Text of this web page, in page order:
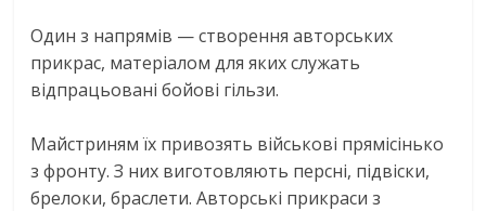
Один з напрямів — створення авторських
прикрас, матеріалом для яких служать
відпрацьовані бойові гільзи.
Майстриням їх привозять військові прямісінько
з фронту. З них виготовляють персні, підвіски,
брелоки, браслети. Авторські прикраси з